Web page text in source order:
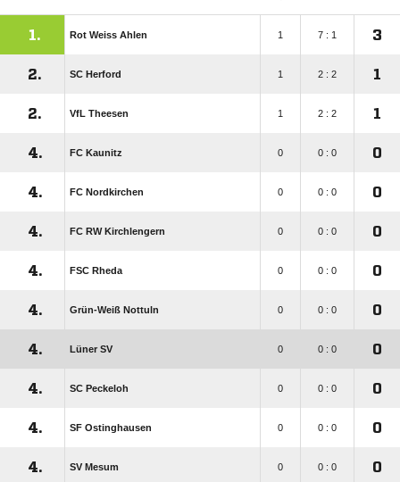
1. Rot Weiss Ahlen 1 7 : 1 3
2. SC Herford 1 2 : 2 1
2. VfL Theesen 1 2 : 2 1
4. FC Kaunitz 0 0 : 0 0
4. FC Nordkirchen 0 0 : 0 0
4. FC RW Kirchlengern 0 0 : 0 0
4. FSC Rheda 0 0 : 0 0
4. Grün-Weiß Nottuln 0 0 : 0 0
4. Lüner SV 0 0 : 0 0
4. SC Peckeloh 0 0 : 0 0
4. SF Ostinghausen 0 0 : 0 0
4. SV Mesum 0 0 : 0 0